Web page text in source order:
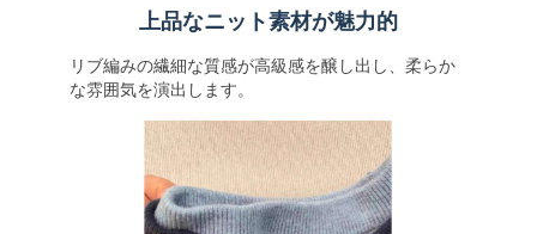
上品なニット素材が魅力的
リブ編みの繊細な質感が高級感を醸し出し、柔らか
な雰囲気を演出します。